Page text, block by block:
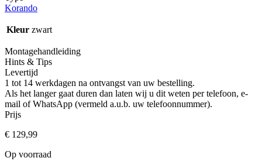
Korando
Kleur zwart
Montagehandleiding
Hints & Tips
Levertijd
1 tot 14 werkdagen na ontvangst van uw bestelling.
Als het langer gaat duren dan laten wij u dit weten per telefoon, e-
mail of WhatsApp (vermeld a.u.b. uw telefoonnummer).
Prijs
€ 129,99
Op voorraad